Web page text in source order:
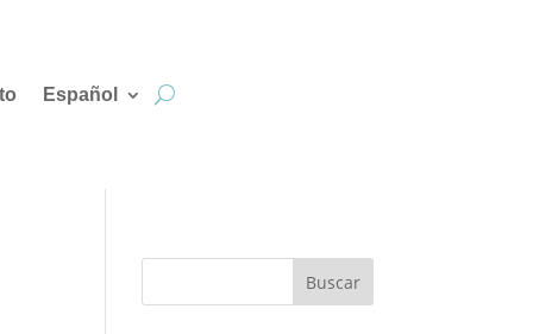
Español
Buscar